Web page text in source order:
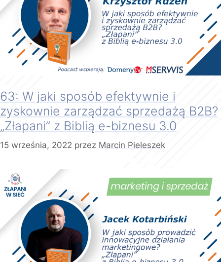
63: W jaki sposób efektywnie i
zyskownie zarządzać sprzedażą B2B?
„Złapani” z Biblią e-biznesu 3.0
15 września, 2022 przez Marcin Pieleszek